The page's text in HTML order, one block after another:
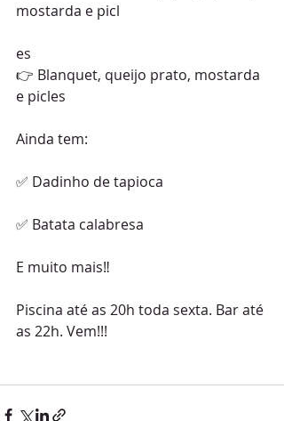
mostarda e picl
es
👉 Blanquet, queijo prato, mostarda
e picles
Ainda tem:
✅ Dadinho de tapioca
✅ Batata calabresa
E muito mais‼️
Piscina até as 20h toda sexta. Bar até
as 22h. Vem!!!